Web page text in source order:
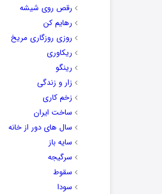
رقص روی شیشه
رهایم کن
روزی روزگاری مریخ
ریکاوری
رینگو
زار و زندگی
زخم کاری
ساخت ایران
سال های دور از خانه
سایه باز
سرگیجه
سقوط
سودا